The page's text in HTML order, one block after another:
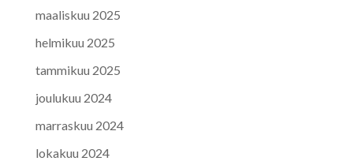
maaliskuu 2025
helmikuu 2025
tammikuu 2025
joulukuu 2024
marraskuu 2024
lokakuu 2024